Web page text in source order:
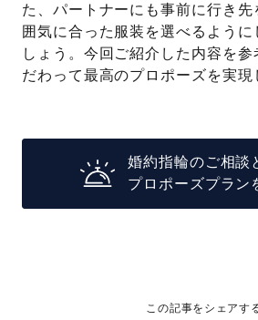
た、パートナーにも事前に行き先
囲気に合った服装を選べるよう
しょう。今回ご紹介した内容を参
だわって最高のプロポーズを実現
婚約指輪のご相談
プロポーズプラン
この記事をシェアす